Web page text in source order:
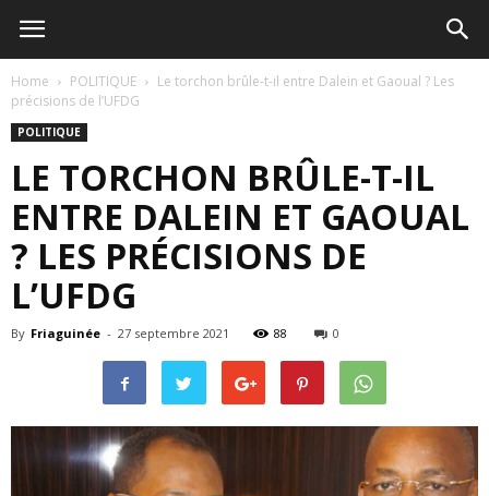
Home POLITIQUE
Le torchon brûle-t-il entre Dalein et Gaoual ? Les
précisions de l’UFDG
POLITIQUE
LE TORCHON BRÛLE-T-IL
ENTRE DALEIN ET GAOUAL
? LES PRÉCISIONS DE
L’UFDG
By Friaguinée - 27 septembre 2021 88 0